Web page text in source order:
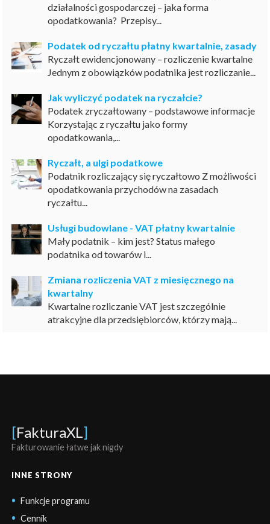
działalności gospodarczej – jaka forma
opodatkowania? Przepisy...
Podatek od ryczałtu płatny kwartalnie, zasady
Ryczałt ewidencjonowany – rozliczenie kwartalne
Jednym z obowiązków podatnika jest rozliczanie...
Jak wyliczyć podatek na ryczałcie?
Podatek zryczałtowany – podstawowe informacje
Korzystając z ryczałtu jako formy
opodatkowania,...
Ryczałt, a ulgi podatkowe
Podatnik rozliczający się ryczałtowo Z możliwości
opodatkowania przychodów na zasadach
ryczałtu...
Usługi budowlane - VAT płatny kwartalnie
Mały podatnik – kim jest? Status małego
podatnika od towarów i...
Zmiana rozliczenia VAT z miesięcznego na
kwartalny
Kwartalne rozliczanie VAT jest szczególnie
atrakcyjne dla przedsiębiorców, którzy mają...
[FakturaXL ]
Fakturowanie łatwe jak nigdy
INNE STRONY
Funkcje programu
Cennik